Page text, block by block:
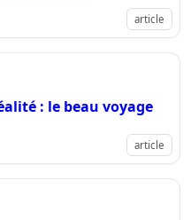
article
: le beau voyage
article